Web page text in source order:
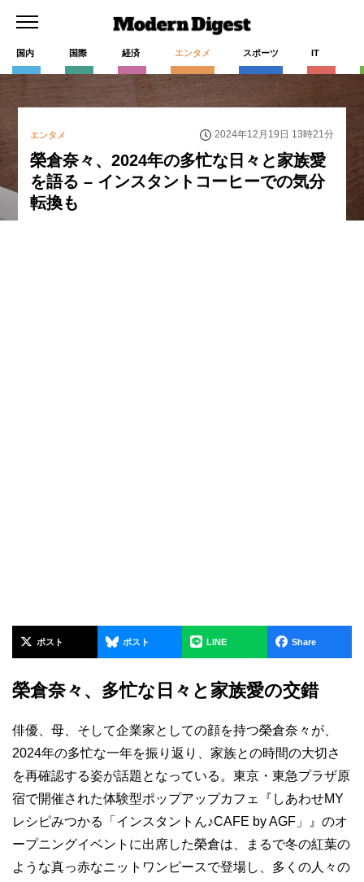
国内 国際 経済 エンタメ スポーツ IT
エンタメ 2024年12月19日 13時21分
榮倉奈々、2024年の多忙な日々と家族愛
を語る – インスタントコーヒーでの気分
転換も
ポスト ポスト LINE Share
榮倉奈々、多忙な日々と家族愛の交錯
俳優、母、そして企業家としての顔を持つ榮倉奈々が、
2024年の多忙な一年を振り返り、家族との時間の大切さ
を再確認する姿が話題となっている。東京・東急プラザ原
宿で開催された体験型ポップアップカフェ『しあわせMY
レシピみつかる「インスタントん♪CAFE by AGF」』のオ
ープニングイベントに出席した榮倉は、まるで冬の紅葉の
ような真っ赤なニットワンピースで登場し、多くの人々の